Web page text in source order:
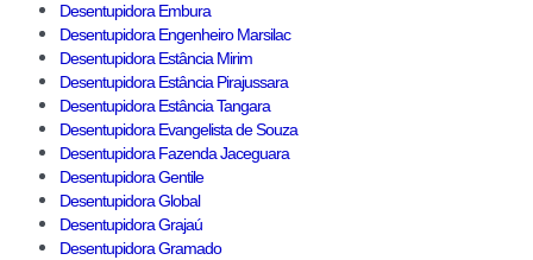
Desentupidora Embura
Desentupidora Engenheiro Marsilac
Desentupidora Estância Mirim
Desentupidora Estância Pirajussara
Desentupidora Estância Tangara
Desentupidora Evangelista de Souza
Desentupidora Fazenda Jaceguara
Desentupidora Gentile
Desentupidora Global
Desentupidora Grajaú
Desentupidora Gramado